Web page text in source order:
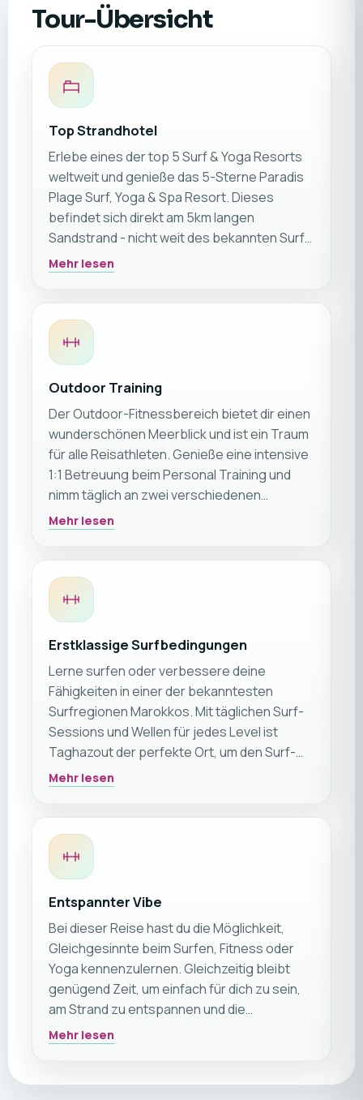
Tour-Übersicht
Top Strandhotel
Erlebe eines der top 5 Surf & Yoga Resorts
weltweit und genieße das 5-Sterne Paradis
Plage Surf, Yoga & Spa Resort. Dieses
befindet sich direkt am 5km langen
Sandstrand - nicht weit des bekannten Surf-
Hotspots von Taghazout.
Mehr lesen
Outdoor Training
Der Outdoor-Fitnessbereich bietet dir einen
wunderschönen Meerblick und ist ein Traum
für alle Reisathleten. Genieße eine intensive
1:1 Betreuung beim Personal Training und
nimm täglich an zwei verschiedenen
Fitnesskursen teil. Der Vielfalt der Kurse sind
während deiner Reise keine Grenzen
Mehr lesen
Erstklassige Surfbedingungen
Lerne surfen oder verbessere deine
Fähigkeiten in einer der bekanntesten
Surfregionen Marokkos. Mit täglichen Surf-
Sessions und Wellen für jedes Level ist
Taghazout der perfekte Ort, um den Surf-
Lifestyle am Atlantik zu erleben. ☀️🏄‍♂️🌊
Mehr lesen
Entspannter Vibe
Bei dieser Reise hast du die Möglichkeit,
Gleichgesinnte beim Surfen, Fitness oder
Yoga kennenzulernen. Gleichzeitig bleibt
genügend Zeit, um einfach für dich zu sein,
am Strand zu entspannen und die
besondere Atmosphäre des Resorts zu
genießen. Generell empfehlen wir diese
eignet sich aber selbstverständlich auch für
Mehr lesen